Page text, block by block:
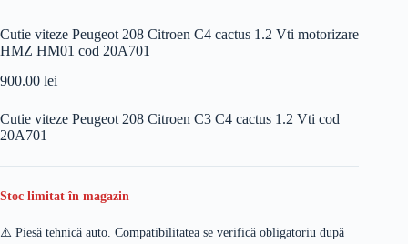
Cutie viteze Peugeot 208 Citroen C4 cactus 1.2 Vti motorizare
HMZ HM01 cod 20A701
900.00 lei
Cutie viteze Peugeot 208 Citroen C3 C4 cactus 1.2 Vti cod
20A701
Stoc limitat în magazin
⚠️ Piesă tehnică auto. Compatibilitatea se verifică obligatoriu după